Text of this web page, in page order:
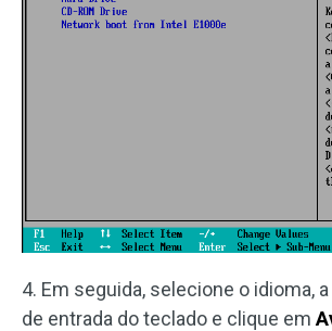
4. Em seguida, selecione o idioma,
de entrada do teclado e clique em